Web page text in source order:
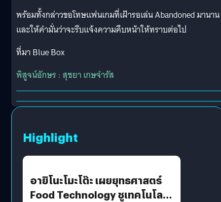
พร้อมทั้งกล่าวขอโทษแฟนเกมที่เฝ้ารอเล่น Abandoned มานาน
และให้คำมั่นว่าจะรีบแจ้งความคืบหน้าให้ทราบต่อไป
ที่มา Blue Box
พิสูจน์อักษร : สุชยา เกษจำรัส
Highlight
อายิโนะโมะโต๊ะ เผยยุทธศาสตร์
Food Technology ชูเทคโนโลยี